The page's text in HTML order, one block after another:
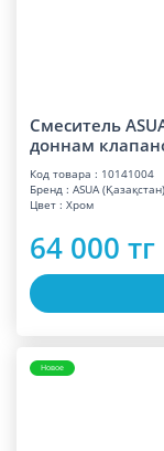
Смеситель
доннам
Код товара : 10141004
Бренд : ASUA (Қазақстан)
Цвет : Хром
64 000 тг
Новое